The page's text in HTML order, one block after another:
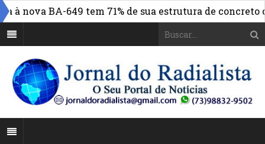
BA-649 tem 71% de sua estrutura de concreto